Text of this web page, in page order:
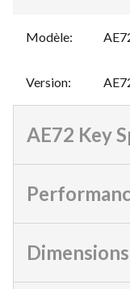
Modèle:
Version:
AE72 Key
Dimensions